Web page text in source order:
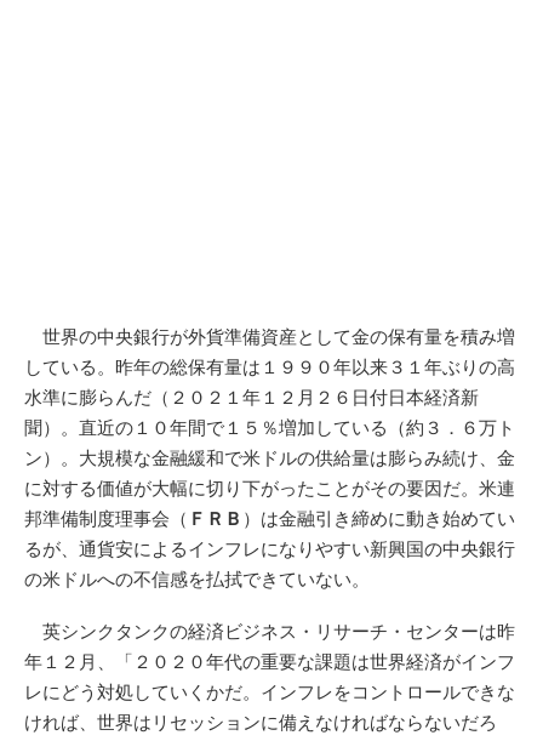
世界の中央銀行が外貨準備資産として金の保有量を積み増
している。昨年の総保有量は１９９０年以来３１年ぶりの高
水準に膨らんだ（２０２１年１２月２６日付日本経済新
聞）。直近の１０年間で１５％増加している（約３．６万ト
ン）。大規模な金融緩和で米ドルの供給量は膨らみ続け、金
に対する価値が大幅に切り下がったことがその要因だ。米連
邦準備制度理事会（ ＦＲＢ ）は金融引き締めに動き始めてい
るが、通貨安によるインフレになりやすい新興国の中央銀行
の米ドルへの不信感を払拭できていない。
英シンクタンクの経済ビジネス・リサーチ・センターは昨
年１２月、「２０２０年代の重要な課題は世界経済がインフ
レにどう対処していくかだ。インフレをコントロールできな
ければ、世界はリセッションに備えなければならないだろ